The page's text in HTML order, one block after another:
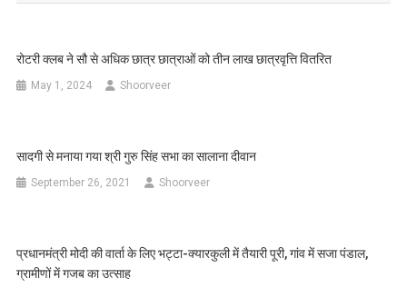
रोटरी क्लब ने सौ से अधिक छात्र छात्राओं को तीन लाख छात्रवृत्ति वितरित
May 1, 2024 Shoorveer
सादगी से मनाया गया श्री गुरु सिंह सभा का सालाना दीवान
September 26, 2021 Shoorveer
प्रधानमंत्री मोदी की वार्ता के लिए भट्टा-क्यारकुली में तैयारी पूरी, गांव में सजा पंडाल,
ग्रामीणों में गजब का उत्साह